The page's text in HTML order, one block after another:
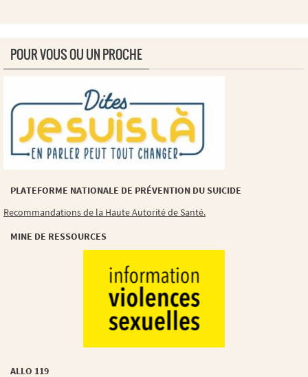
POUR VOUS OU UN PROCHE
PLATEFORME NATIONALE DE PRÉVENTION DU SUICIDE
Recommandations de la Haute Autorité de Santé.
MINE DE RESSOURCES
ALLO 119